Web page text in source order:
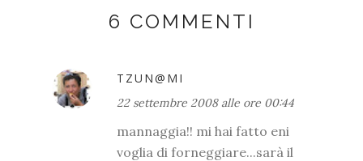
6 COMMENTI
TZUN@MI
22 settembre 2008 alle ore 00:44
mannaggia!! mi hai fatto eni
voglia di forneggiare...sarà il